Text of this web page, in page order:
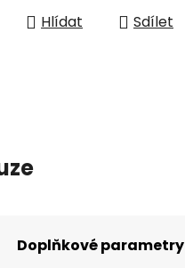
Hlídat Sdílet
Doplňkové parametry